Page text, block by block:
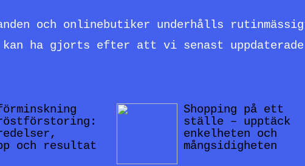
och onlinebutiker underhålls
kan ha gjorts efter att vi senast
och resultat
Shopping på ett
ställe – upptäck
enkelheten och
mångsidigheten